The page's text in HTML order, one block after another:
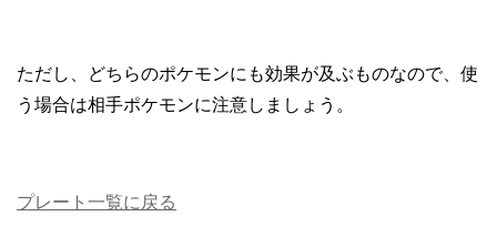
ただし、どちらのポケモンにも効果が及ぶものなので、使
う場合は相手ポケモンに注意しましょう。
プレート一覧に戻る